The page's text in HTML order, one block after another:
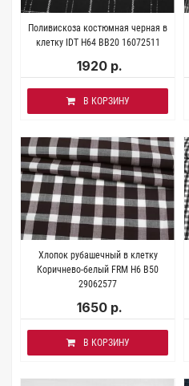
Поливискоза костюмная черная в
клетку IDT H64 BB20 16072511
1920 р.
В КОРЗИНУ
Хлопок рубашечный в клетку
Коричнево-белый FRM Н6 B50
29062577
1650 р.
В КОРЗИНУ